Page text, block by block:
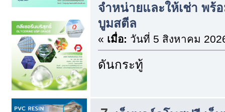
จำหน่ายและให้เช่า พร้
บูมสตีล
« เมื่อ: วันที่ 5 สิงหาคม
ดันกระทู้